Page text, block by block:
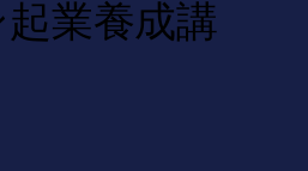
業養成講